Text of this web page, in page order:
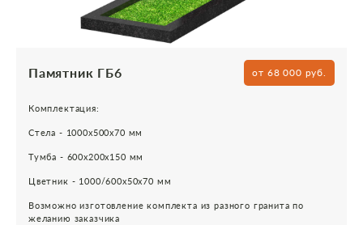
Памятник ГБ6 от 68 000 руб.
Комплектация:
Стела - 1000х500х70 мм
Тумба - 600х200х150 мм
Цветник - 1000/600х50х70 мм
Возможно изготовление комплекта из разного гранита по
желанию заказчика